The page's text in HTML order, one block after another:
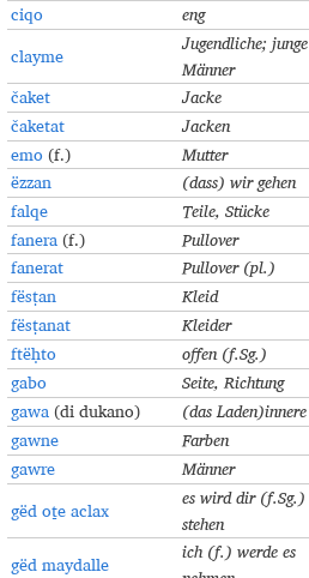
ciqo eng
clayme
Jugendliche; junge
Männer
čaket Jacke
čaketat Jacken
emo (f.) Mutter
ëzzan (dass) wir gehen
falqe Teile, Stücke
fanera(f.) Pullover
fanerat Pullover (pl.)
fësṭan Kleid
fësṭanat Kleider
ftëḥto offen (f.Sg.)
gabo Seite, Richtung
gawa(di dukano) (das Laden)innere
gawne Farben
gawre Männer
gëd oṯe aclax
es wird dir (f.Sg.)
stehen
gëd maydalle
ich (f.) werde es